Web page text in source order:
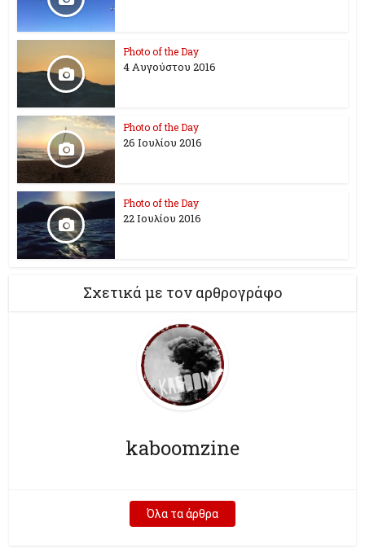
Photo of the Day
4 Αυγούστου 2016
Photo of the Day
26 Ioυλίου 2016
Photo of the Day
22 Ιουλίου 2016
Σχετικά με τον αρθρογράφο
kaboomzine
Όλα τα άρθρα